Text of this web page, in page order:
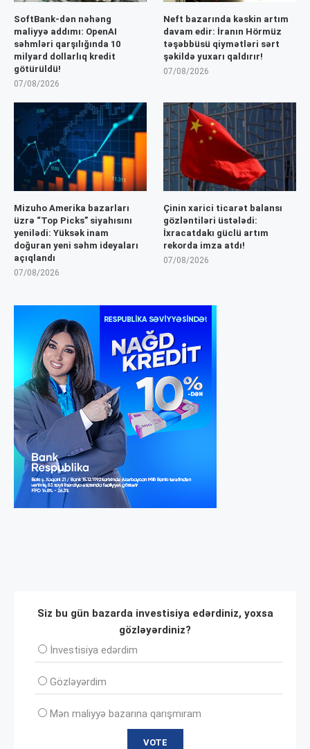
SoftBank-dən nəhəng
maliyyə addımı: OpenAI
səhmləri qarşılığında 10
milyard dollarlıq kredit
götürüldü!
07/08/2026
Neft bazarında kəskin artım
davam edir: İranın Hörmüz
təşəbbüsü qiymətləri sərt
şəkildə yuxarı qaldırır!
07/08/2026
Mizuho Amerika bazarları
üzrə “Top Picks” siyahısını
yenilədi: Yüksək inam
doğuran yeni səhm ideyaları
açıqlandı
07/08/2026
Çinin xarici ticarət balansı
gözləntiləri üstələdi:
İxracatdakı güclü artım
rekorda imza atdı!
07/08/2026
Siz bu gün bazarda investisiya edərdiniz, yoxsa
gözləyərdiniz?
İnvеstisiya edərdim
Gözləyərdim
Mən maliyyə bazarına qarışmıram